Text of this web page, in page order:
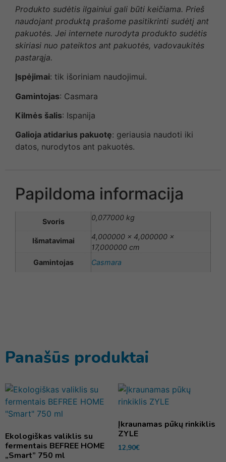
Produkto sudėtis ilgainiui gali būti keičiama. Prieš
naudojant produktą prašome pasitikrinti sudėtį ant
pakuotės. Jei internete nurodyta produkto sudėtis
skiriasi nuo pateiktos ant pakuotės, vadovaukitės
pastarąja.
Įspėjimai: tik išoriniam naudojimui.
Gamintojas: Casmara
Kilmės šalis: Ispanija
Galioja atidarius pakuotę: geriausia naudoti iki
datos, nurodytos ant pakuotės.
Papildoma informacija
Svoris 0,077000 kg
Išmatavimai
4,000000 × 4,000000 ×
17,000000 cm
Gamintojas
Casmara
Panašūs produktai
Ekologiškas valiklis su
fermentais BEFREE HOME
„Smart” 750 ml
Įkraunamas pūkų rinkiklis
ZYLE
12,90€